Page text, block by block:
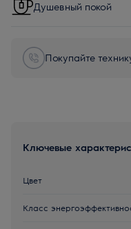
Душевный покой
Покупайте
Ключевые
Цвет
Класс